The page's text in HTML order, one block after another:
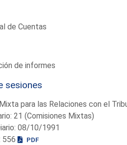
de Cuentas
de informes
sesiones
para las Relaciones con el
21 (Comisiones Mixtas)
08/10/1991
556
PDF